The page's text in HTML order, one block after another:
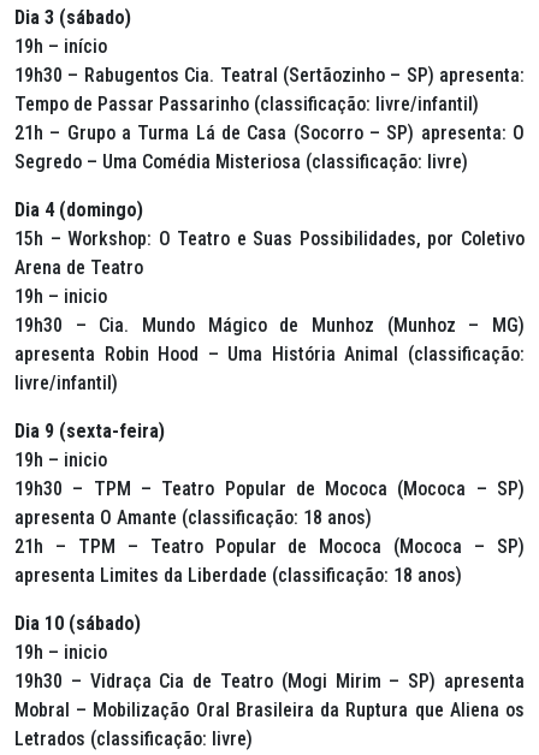
Dia 3 (sábado)
19h – início
19h30 – Rabugentos Cia. Teatral (Sertãozinho – SP) apresenta:
Tempo de Passar Passarinho (classificação: livre/infantil)
21h – Grupo a Turma Lá de Casa (Socorro – SP) apresenta: O
Segredo – Uma Comédia Misteriosa (classificação: livre)
Dia 4 (domingo)
15h – Workshop: O Teatro e Suas Possibilidades, por Coletivo
Arena de Teatro
19h – inicio
19h30 – Cia. Mundo Mágico de Munhoz (Munhoz – MG)
apresenta Robin Hood – Uma História Animal (classificação:
livre/infantil)
Dia 9 (sexta-feira)
19h – inicio
19h30 – TPM – Teatro Popular de Mococa (Mococa – SP)
apresenta O Amante (classificação: 18 anos)
21h – TPM – Teatro Popular de Mococa (Mococa – SP)
apresenta Limites da Liberdade (classificação: 18 anos)
Dia 10 (sábado)
19h – inicio
19h30 – Vidraça Cia de Teatro (Mogi Mirim – SP) apresenta
Mobral – Mobilização Oral Brasileira da Ruptura que Aliena os
Letrados (classificação: livre)